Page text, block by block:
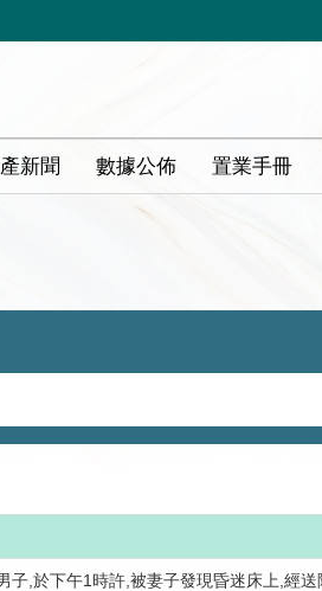
新聞 數據公佈 置業手冊
子,於下午1時許,被妻子發現昏迷床上,經送